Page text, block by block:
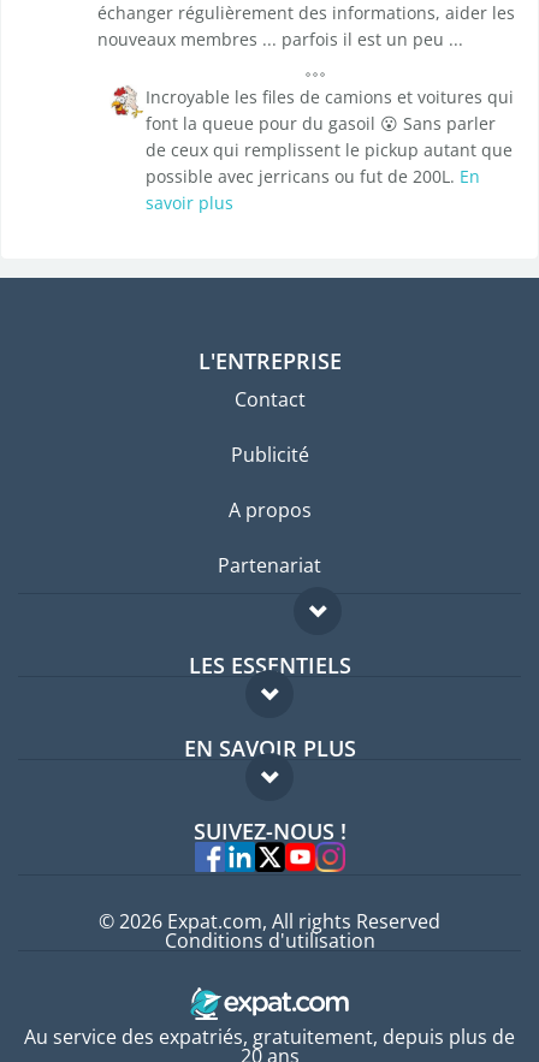
échanger régulièrement des informations, aider les
nouveaux membres ... parfois il est un peu ...
Incroyable les files de camions et voitures qui
font la queue pour du gasoil 😮 Sans parler
de ceux qui remplissent le pickup autant que
possible avec jerricans ou fut de 200L. En
savoir plus
L'ENTREPRISE
Contact
Publicité
A propos
Partenariat
LES ESSENTIELS
Forum expatriés
Guides pays
EN SAVOIR PLUS
FAQ
Experts
SUIVEZ-NOUS !
Au service des expatriés, gratuitement, depuis plus de
20 ans
© 2026 Expat.com, All rights Reserved
Conditions d'utilisation